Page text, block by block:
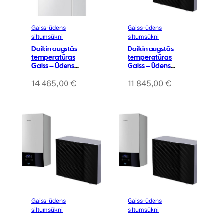
Gaiss-ūdens
siltumsūkņi
Daikin augstās
temperatūras
Gaiss – Ūdens
ar integrēto karstā
ūdens tvertni 230L
un dzesēšana)
14 465,00 €
Gaiss-ūdens
siltumsūkņi
Daikin augstās
temperatūras
Gaiss – Ūdens
Altherma 3 H MT
(tens 9kW) (Apkure
11 845,00 €
Gaiss-ūdens
siltumsūkņi
Gaiss-ūdens
siltumsūkņi